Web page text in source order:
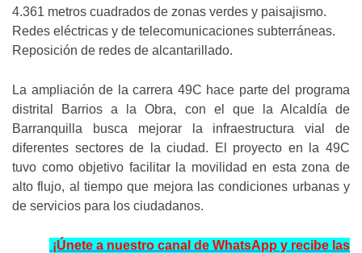
4.361 metros cuadrados de zonas verdes y paisajismo.
Redes eléctricas y de telecomunicaciones subterráneas.
Reposición de redes de alcantarillado.
La ampliación de la carrera 49C hace parte del programa
distrital Barrios a la Obra, con el que la Alcaldía de
Barranquilla busca mejorar la infraestructura vial de
diferentes sectores de la ciudad. El proyecto en la 49C
tuvo como objetivo facilitar la movilidad en esta zona de
alto flujo, al tiempo que mejora las condiciones urbanas y
de servicios para los ciudadanos.
¡Únete a nuestro canal de WhatsApp y recibe las